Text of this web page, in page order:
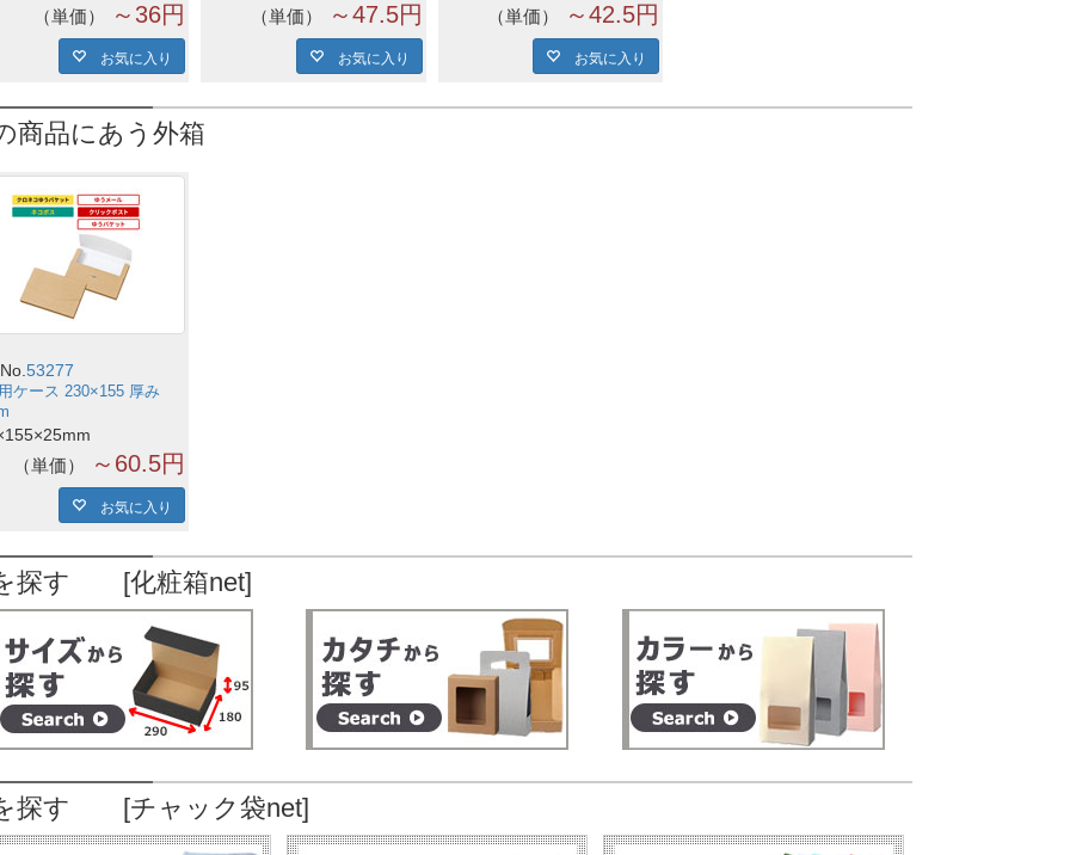
単価 ～36円
お気に入り
単価 ～47.5円
お気に入り
単価 ～42.5円
お気に入り
商品にあう外箱
53277
ケース 230×155 厚み
単価 ～60.5円
お気に入り
探す [化粧箱net]
探す [チャック袋net]